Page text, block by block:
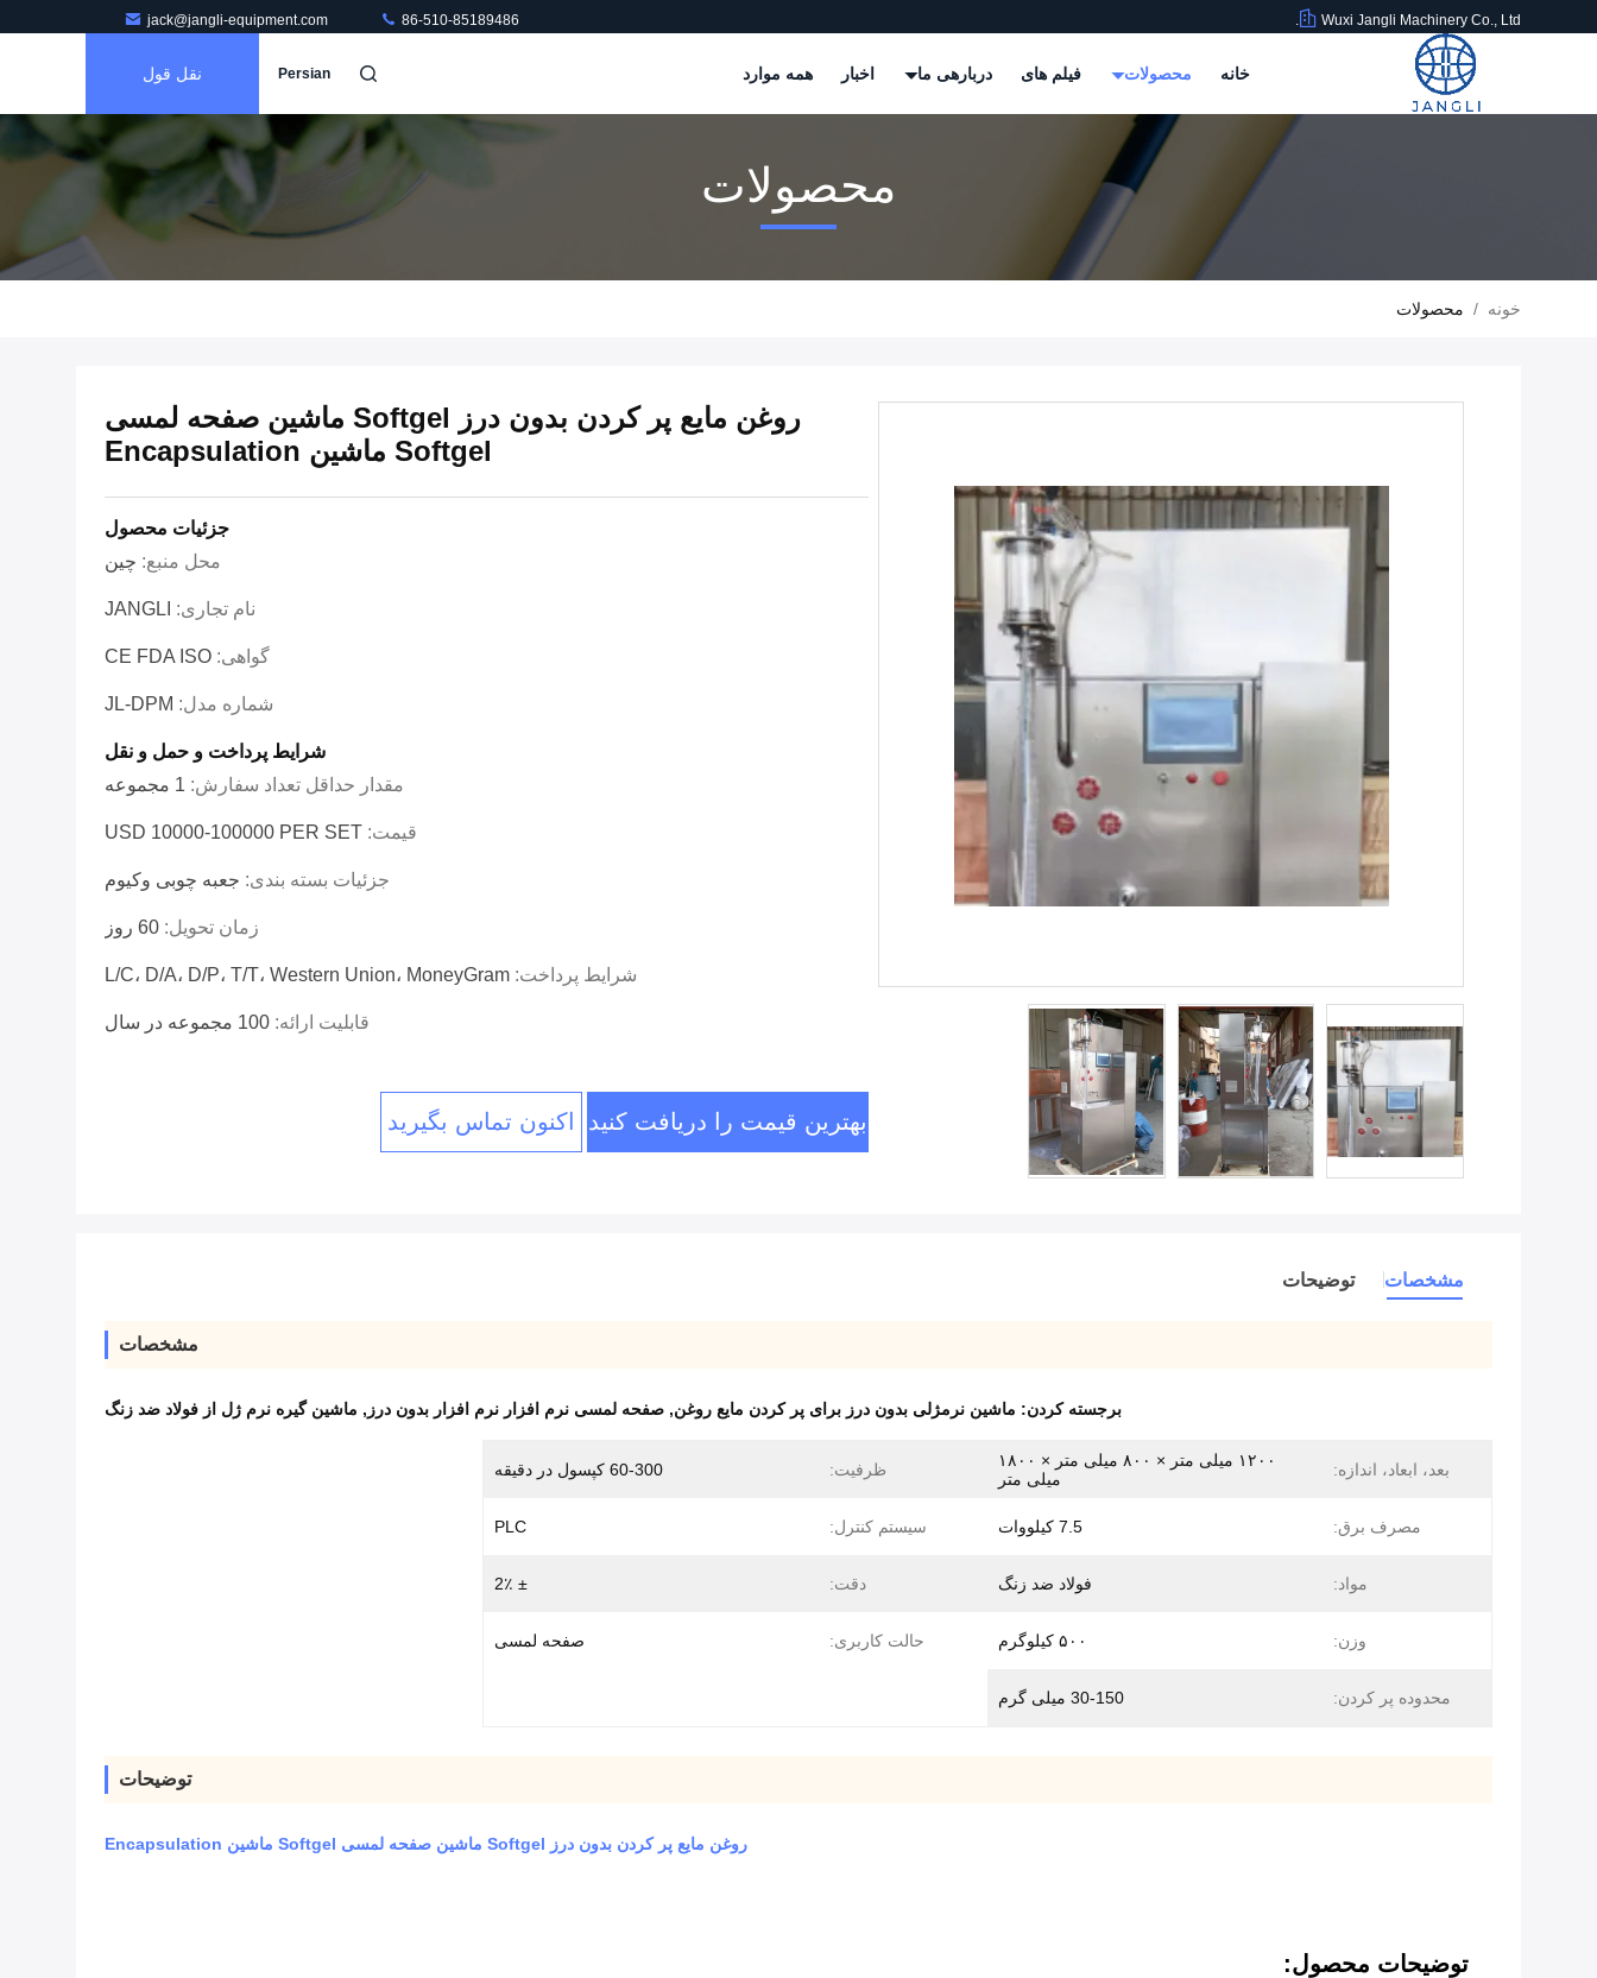
Wuxi Jangli Machinery Co., Ltd.
jack@jangli-equipment.com 86-510-85189486
خانه محصولات فیلم های دربارهی ما اخبار همه موارد Persian نقل قول
محصولات
خونه / محصولات
روغن مایع پر کردن بدون درز Softgel ماشین صفحه لمسی
Softgel ماشین Encapsulation
جزئیات محصول
محل منبع: چین
نام تجاری: JANGLI
گواهی: CE FDA ISO
شماره مدل: JL-DPM
شرایط پرداخت و حمل و نقل
مقدار حداقل تعداد سفارش: 1 مجموعه
قیمت: USD 10000-100000 PER SET
جزئیات بسته بندی: جعبه چوبی وکیوم
زمان تحویل: 60 روز
شرایط پرداخت: L/C، D/A، D/P، T/T، Western Union، MoneyGram
قابلیت ارائه: 100 مجموعه در سال
بهترین قیمت را دریافت کنید اکنون تماس بگیرید
مشخصات توضیحات
مشخصات
برجسته کردن: ماشین نرمژلی بدون درز برای پر کردن مایع روغن, صفحه لمسی نرم افزار نرم افزار بدون درز , ماشین گیره نرم ژل از فولاد ضد زنگ
بعد، ابعاد، اندازه:
۱۲۰۰ میلی متر × ۸۰۰ میلی متر × ۱۸۰۰
میلی متر
ظرفیت: 60-300 کپسول در دقیقه
مصرف برق: 7.5 کیلووات سیستم کنترل: PLC
مواد: فولاد ضد زنگ دقت: ± 2٪
وزن: ۵۰۰ کیلوگرم حالت کاربری: صفحه لمسی
محدوده پر کردن: 30-150 میلی گرم
توضیحات
روغن مایع پر کردن بدون درز Softgel ماشین صفحه لمسی Softgel ماشین Encapsulation
توضیحات محصول: